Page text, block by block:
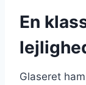
En
Glaseret